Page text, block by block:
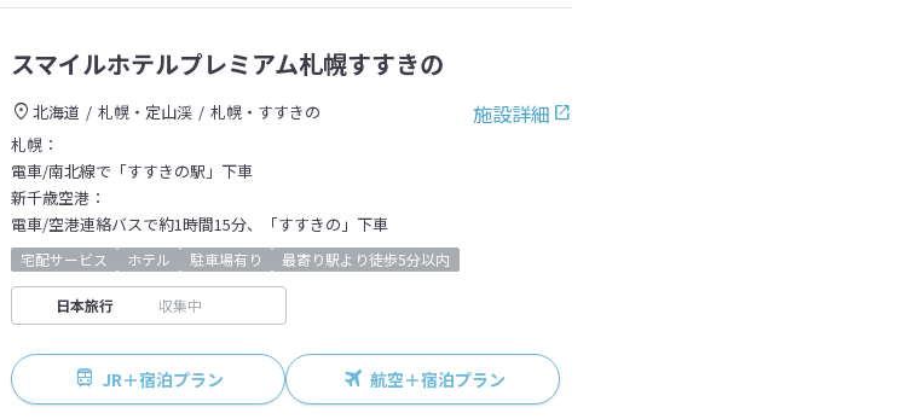
スマイルホテルプレミアム札幌すすきの
施設詳細
北海道 札幌・定山渓
札幌・すすきの
札幌：
電車/南北線で「すすきの駅」下車
新千歳空港：
電車/空港連絡バスで約1時間15分、「すすきの」下車
宅配サービス ホテル 駐車場有り 最寄り駅より徒歩5分以内
日本旅行 収集中
JR＋宿泊プラン 航空＋宿泊プラン